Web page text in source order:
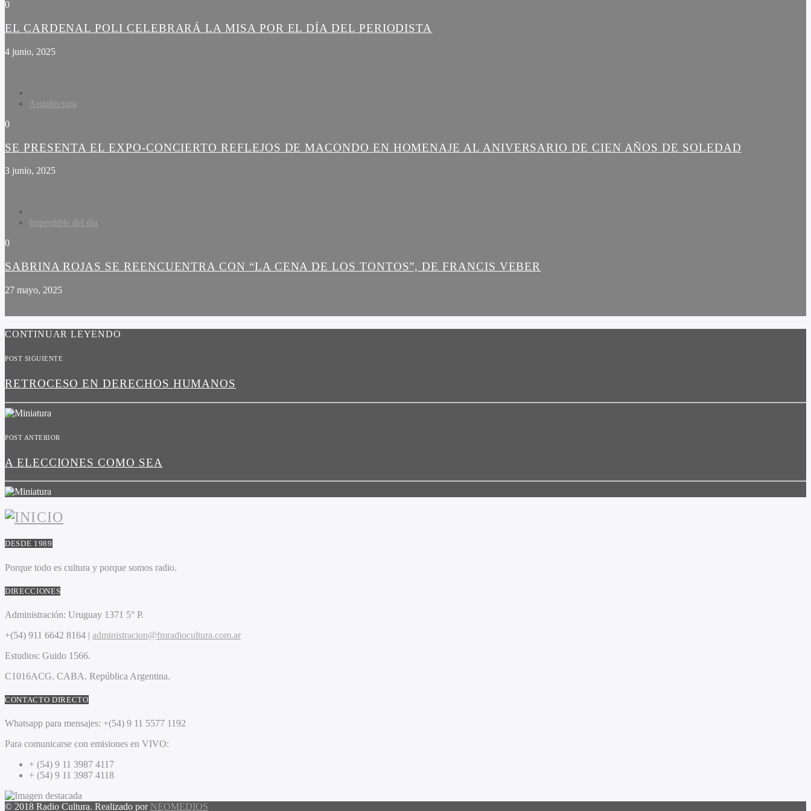
0
EL CARDENAL POLI CELEBRARÁ LA MISA POR EL DÍA DEL PERIODISTA
4 junio, 2025
Arquitectura
0
SE PRESENTA EL EXPO-CONCIERTO REFLEJOS DE MACONDO EN HOMENAJE AL ANIVERSARIO DE CIEN AÑOS DE SOLEDAD
3 junio, 2025
Imperdible del dia
0
SABRINA ROJAS SE REENCUENTRA CON “LA CENA DE LOS TONTOS”, DE FRANCIS VEBER
27 mayo, 2025
CONTINUAR LEYENDO
POST SIGUIENTE
RETROCESO EN DERECHOS HUMANOS
POST ANTERIOR
A ELECCIONES COMO SEA
DESDE 1989
Porque todo es cultura y porque somos radio.
DIRECCIONES
Administración: Uruguay 1371 5° P.
+(54) 911 6642 8164 | administracion@fmradiocultura.com.ar
Estudios: Guido 1566.
C1016ACG. CABA. República Argentina.
CONTACTO DIRECTO
Whatsapp para mensajes: +(54) 9 11 5577 1192
Para comunicarse con emisiones en VIVO:
+ (54) 9 11 3987 4117
+ (54) 9 11 3987 4118
© 2018 Radio Cultura. Realizado por NEOMEDIOS